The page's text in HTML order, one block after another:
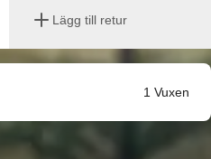
Lägg till retur
1 Vuxen